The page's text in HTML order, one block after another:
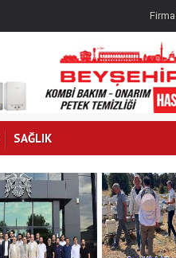
SAĞLIK